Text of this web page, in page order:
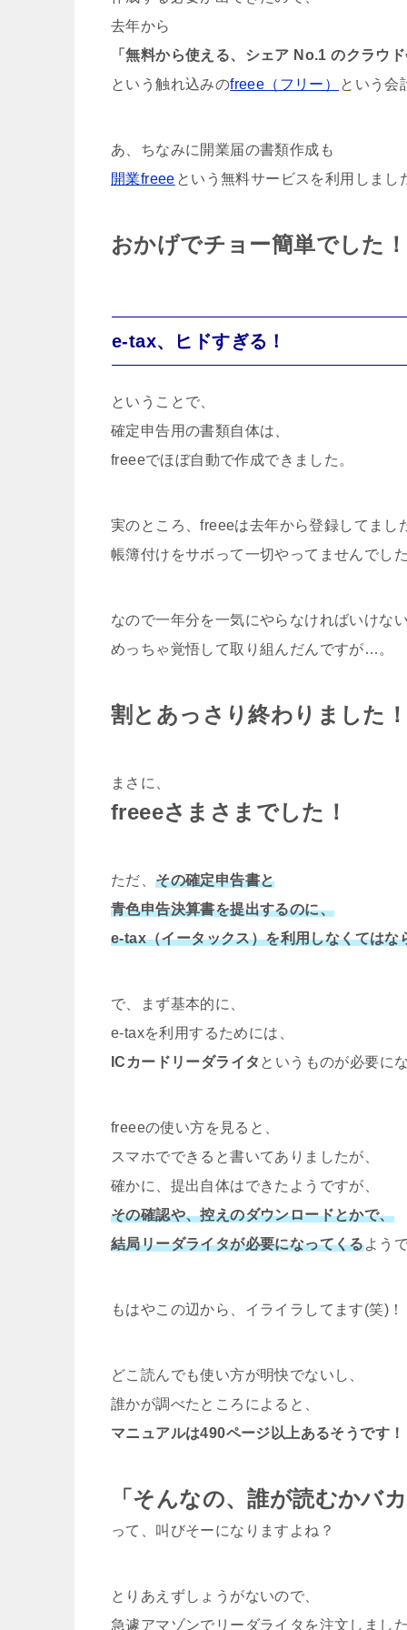
去年から
「無料から使える、シェア No.1 のクラウド
という触れ込みのfreee（フリー） という会
あ、ちなみに開業届の書類作成も
開業freee という無料サービスを利用しまし
おかげでチョー簡単でした！
e-tax、ヒドすぎる！
ということで、
確定申告用の書類自体は、
freeeでほぼ自動で作成できました。
実のところ、freeeは去年から登録してまし
帳簿付けをサボって一切やってませんでし
なので一年分を一気にやらなければいけない
めっちゃ覚悟して取り組んだんですが…。
割とあっさり終わりました！
まさに、
freeeさまさまでした！
ただ、その確定申告書と
青色申告決算書を提出するのに、
e-tax（イータックス）を利用しなくてはな
で、まず基本的に、
e-taxを利用するためには、
ICカードリーダライタ というものが必要に
freeeの使い方を見ると、
スマホでできると書いてありましたが、
確かに、提出自体はできたようですが、
その確認や、控えのダウンロードとかで、
結局リーダライタが必要になってくるよう
もはやこの辺から、イライラしてます(笑)！
どこ読んでも使い方が明快でないし、
誰かが調べたところによると、
マニュアルは490ページ以上あるそうです！
「そんなの、誰が読むかバカ
って、叫びそーになりますよね？
とりあえずしょうがないので、
急遽アマゾンでリーダライタを注文しました